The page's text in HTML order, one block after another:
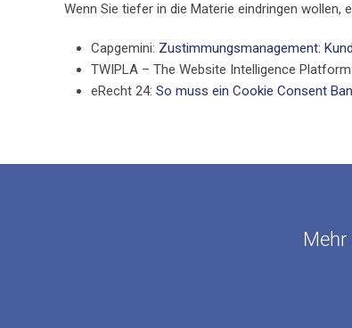
Wenn Sie tiefer in die Materie eindringen wollen,
Capgemini: Zustimmungsmanagement:
TWIPLA – The Website Intelligence Platform:
eRecht 24: So muss ein Cookie Consent